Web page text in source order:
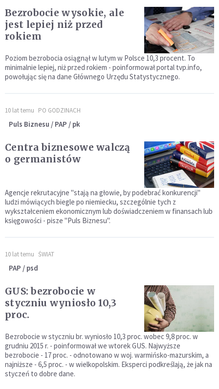
Bezrobocie wysokie, ale
jest lepiej niż przed
rokiem
Poziom bezrobocia osiągnął w lutym w Polsce 10,3 procent. To
minimalnie lepiej, niż przed rokiem - poinformował portal tvp.info,
powołując się na dane Głównego Urzędu Statystycznego.
10 lat temu PO GODZINACH
Puls Biznesu / PAP / pk
Centra biznesowe walczą
o germanistów
Agencje rekrutacyjne "stają na głowie, by podebrać konkurencji"
ludzi mówiących biegle po niemiecku, szczególnie tych z
wykształceniem ekonomicznym lub doświadczeniem w finansach lub
księgowości - pisze "Puls Biznesu".
10 lat temu ŚWIAT
PAP / psd
GUS: bezrobocie w
styczniu wyniosło 10,3
proc.
Bezrobocie w styczniu br. wyniosło 10,3 proc. wobec 9,8 proc. w
grudniu 2015 r. - poinformował we wtorek GUS. Najwyższe
bezrobocie - 17 proc. - odnotowano w woj. warmińsko-mazurskim, a
najniższe - 6,5 proc. - w wielkopolskim. Eksperci podkreślają, że jak na
styczeń to dobre dane.